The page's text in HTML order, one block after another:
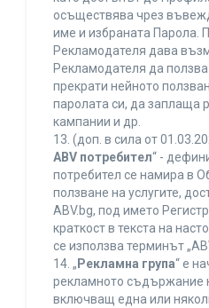
осъществява чрез
име и избраната Парола.
Рекламодателя дава
Рекламодателя да
прекрати нейното
паролата си, да заплаща
кампании и др.
13. (доп. в сила от
ABV потребител“ -
потребител се намира в
ползване на услугите,
ABV.bg, под името
краткост в текста на
се използва терминът
14. „ Рекламна група“ е
рекламното съдържание
включващ една или